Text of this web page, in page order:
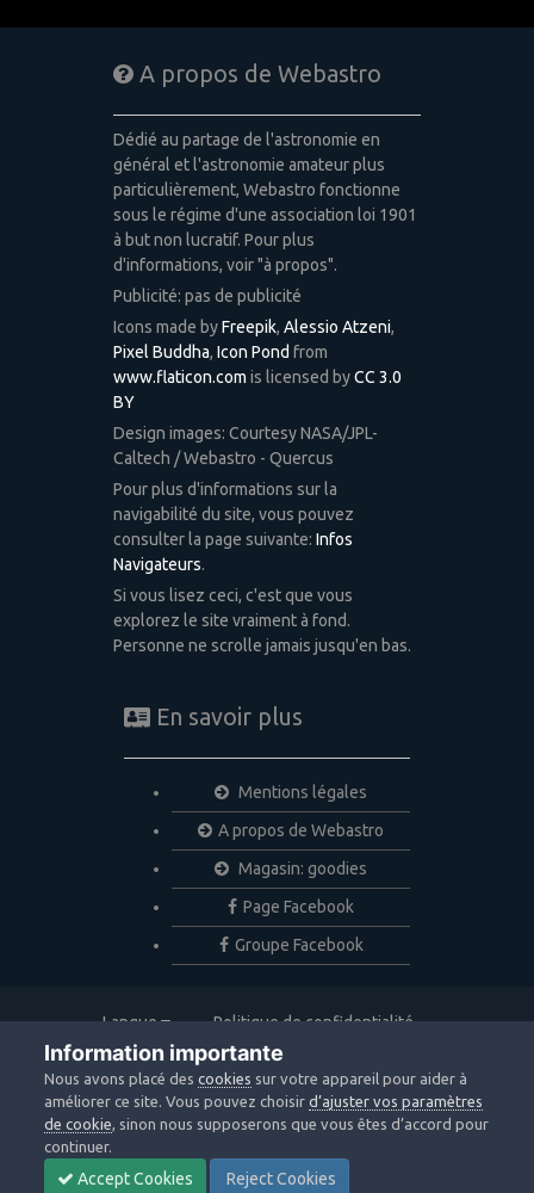
A propos de Webastro
Dédié au partage de l'astronomie en
général et l'astronomie amateur plus
particulièrement, Webastro fonctionne
sous le régime d'une association loi 1901
à but non lucratif. Pour plus
d'informations, voir "à propos".
Publicité: pas de publicité
Icons made byFreepik, Alessio Atzeni,
Pixel Buddha, Icon Pond from
www.flaticon.com is licensed byCC 3.0
BY
Design images: Courtesy NASA/JPL-
Caltech / Webastro - Quercus
Pour plus d'informations sur la
navigabilité du site, vous pouvez
consulter la page suivante: Infos
Navigateurs.
Si vous lisez ceci, c'est que vous
explorez le site vraiment à fond.
Personne ne scrolle jamais jusqu'en bas.
En savoir plus
Mentions légales
A propos de Webastro
Magasin: goodies
Page Facebook
Groupe Facebook
Langue
Politique de confidentialité
Nous contacter
Copyright © 2020 Webastro
Powered by Invision Community
Information importante
Nous avons placé descookies sur votre appareil pour aider à
améliorer ce site. Vous pouvez choisird’ajuster vos paramètres
de cookie, sinon nous supposerons que vous êtes d’accord pour
continuer.
Accept Cookies Reject Cookies